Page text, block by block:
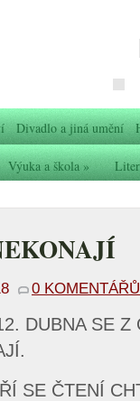
Divadlo a jiná umění
Výuka a škola»
0 KOMENTÁŘŮ
DUBNA SE Z
SE ČTENÍ